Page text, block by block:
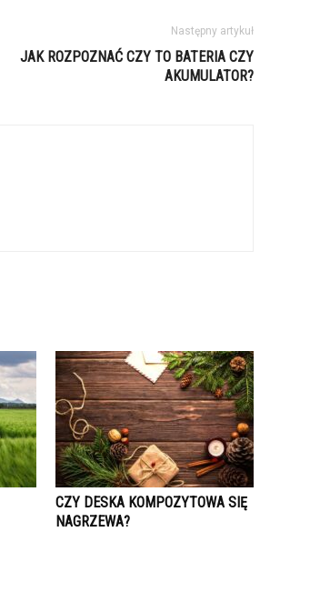
Następny artykuł
JAK ROZPOZNAĆ CZY TO BATERIA CZY
AKUMULATOR?
CZY DESKA KOMPOZYTOWA SIĘ
NAGRZEWA?